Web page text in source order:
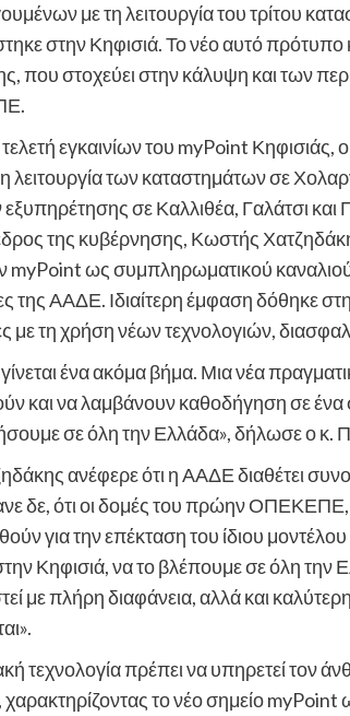
με τη λειτουργία του τρίτου
στην Κηφισιά. Το νέο αυτό
που στοχεύει στην κάλυψη και των
εγκαινίων του myPoint
λειτουργία των καταστημάτων σε
σε Καλλιθέα, Γαλάτσι και
της κυβέρνησης, Κωστής
myPoint ως συμπληρωματικού
της ΑΑΔΕ. Ιδιαίτερη έμφαση δόθηκε
με τη χρήση νέων τεχνολογιών,
ένα ακόμα βήμα. Μια νέα
και να λαμβάνουν καθοδήγηση σε
σε όλη την Ελλάδα», δήλωσε ο κ.
ανέφερε ότι η ΑΑΔΕ διαθέτει
δε, ότι οι δομές του πρώην ΟΠΕΚΕΠΕ,
για την επέκταση του ίδιου
Κηφισιά, να το βλέπουμε σε όλη
με πλήρη διαφάνεια, αλλά και
τεχνολογία πρέπει να υπηρετεί τον
χαρακτηρίζοντας το νέο σημείο